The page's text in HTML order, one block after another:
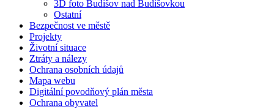
3D foto Budišov nad Budišovkou
Ostatní
Bezpečnost ve městě
Projekty
Životní situace
Ztráty a nálezy
Ochrana osobních údajů
Mapa webu
Digitální povodňový plán města
Ochrana obyvatel